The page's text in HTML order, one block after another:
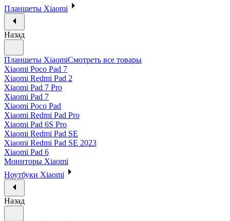
Планшеты Xiaomi
Назад
Планшеты XiaomiСмотреть все товары
Xiaomi Poco Pad 7
Xiaomi Redmi Pad 2
Xiaomi Pad 7 Pro
Xiaomi Pad 7
Xiaomi Poco Pad
Xiaomi Redmi Pad Pro
Xiaomi Pad 6S Pro
Xiaomi Redmi Pad SE
Xiaomi Redmi Pad SE 2023
Xiaomi Pad 6
Мониторы Xiaomi
Ноутбуки Xiaomi
Назад